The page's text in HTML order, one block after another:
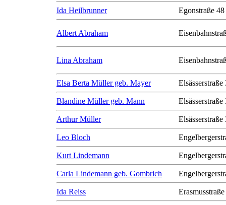
Ida Heilbrunner Egonstraße 48
Albert Abraham
Lina Abraham
Elsa Berta Müller geb. Mayer Elsässerstraße
Blandine Müller geb. Mann Elsässerstraße
Arthur Müller Elsässerstraße
Leo Bloch
Kurt Lindemann
Carla Lindemann geb. Gombrich
Ida Reiss